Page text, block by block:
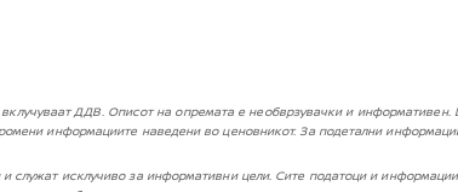
ДДВ. Описот на опремата е необврзувачки и
информациите наведени во ценовникот. За подетални
служат исклучиво за информативни цели. Сите податоци и